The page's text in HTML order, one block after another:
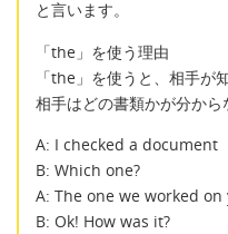
と言います。
「the」を使う理由
「the」を使うと、相手が
相手はどの書類かが分から
A: I checked a document
B: Which one?
A: The one we worked on
B: Ok! How was it?